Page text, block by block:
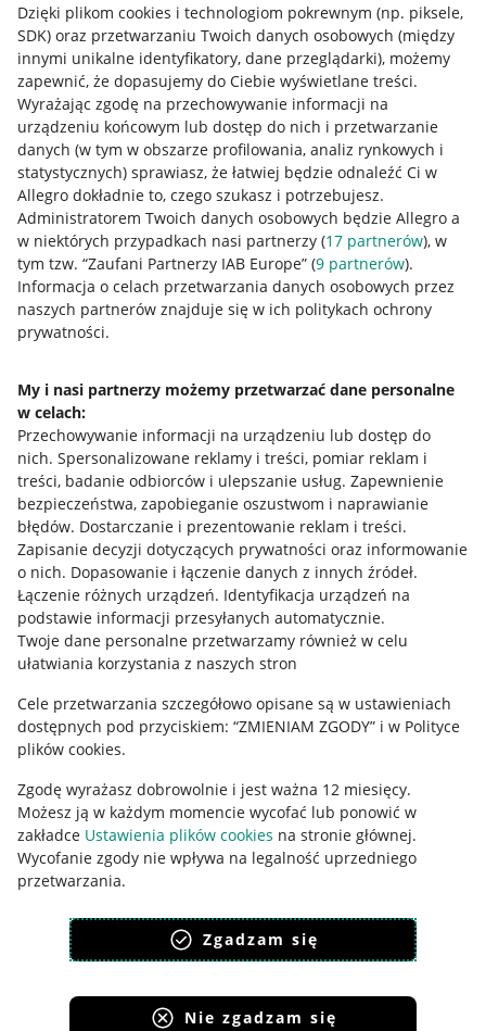
Dzięki plikom cookies i technologiom pokrewnym (np. piksele,
SDK) oraz przetwarzaniu Twoich danych osobowych (między
innymi unikalne identyfikatory, dane przeglądarki), możemy
zapewnić, że dopasujemy do Ciebie wyświetlane treści.
Wyrażając zgodę na przechowywanie informacji na
urządzeniu końcowym lub dostęp do nich i przetwarzanie
danych (w tym w obszarze profilowania, analiz rynkowych i
statystycznych) sprawiasz, że łatwiej będzie odnaleźć Ci w
Allegro dokładnie to, czego szukasz i potrzebujesz.
Administratorem Twoich danych osobowych będzie Allegro a
w niektórych przypadkach nasi partnerzy (17 partnerów), w
tym tzw. “Zaufani Partnerzy IAB Europe” (9 partnerów).
Informacja o celach przetwarzania danych osobowych przez
naszych partnerów znajduje się w ich politykach ochrony
prywatności.
My i nasi partnerzy możemy przetwarzać dane personalne
w celach:
Przechowywanie informacji na urządzeniu lub dostęp do
nich. Spersonalizowane reklamy i treści, pomiar reklam i
treści, badanie odbiorców i ulepszanie usług. Zapewnienie
bezpieczeństwa, zapobieganie oszustwom i naprawianie
błędów. Dostarczanie i prezentowanie reklam i treści.
Zapisanie decyzji dotyczących prywatności oraz informowanie
o nich. Dopasowanie i łączenie danych z innych źródeł.
Łączenie różnych urządzeń. Identyfikacja urządzeń na
podstawie informacji przesyłanych automatycznie.
Twoje dane personalne przetwarzamy również w celu
ułatwiania korzystania z naszych stron
Cele przetwarzania szczegółowo opisane są w ustawieniach
dostępnych pod przyciskiem: “ZMIENIAM ZGODY” i w Polityce
plików cookies.
Zgodę wyrażasz dobrowolnie i jest ważna 12 miesięcy.
Możesz ją w każdym momencie wycofać lub ponowić w
zakładce Ustawienia plików cookies na stronie głównej.
Wycofanie zgody nie wpływa na legalność uprzedniego
przetwarzania.
polityka plików cookies
polityka ochrony prywatności
Zgadzam się
Nie zgadzam się
Przydatne informacje
Jak to działa
Napisz do nas
Allegro Gadane dla kupujących
Mapa miejscowości
Informacje prawne
Regulamin
Polityka plików "cookies"
Ustawienia plików "cookies"
Udostępnianie lokalizacji
Informacje dla Aktu o Usługach Cyfrowych
Pobierz aplikację